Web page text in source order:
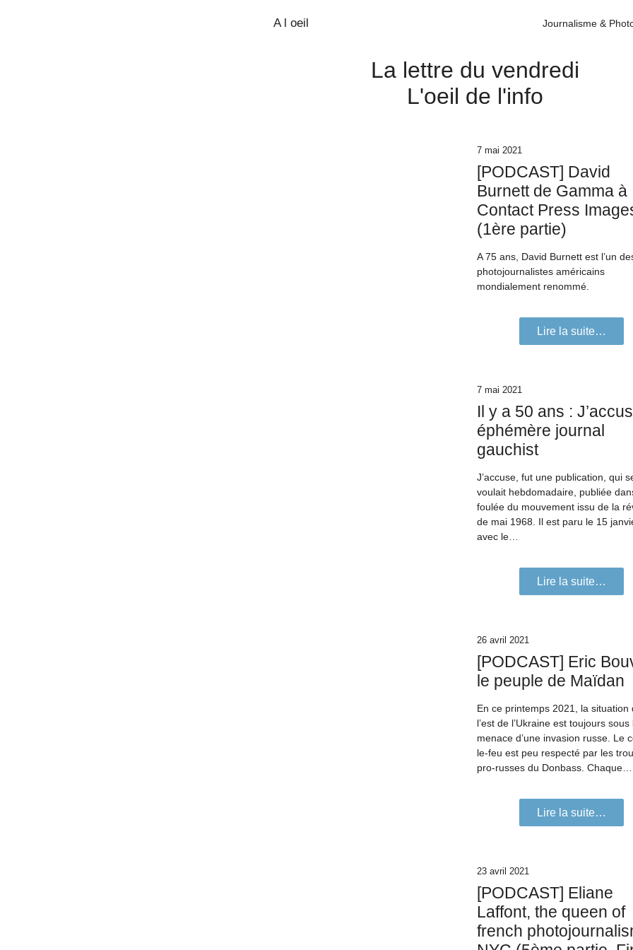
A l oeil Journalisme &
La lettre du vendredi
L'oeil de l'info
7 mai 2021
[PODCAST] David
Burnett de Gamma à
Contact Press
(1ère partie)
A 75 ans, David Burnett est l’un
photojournalistes américains
mondialement renommé.
Lire la suite…
7 mai 2021
Il y a 50 ans :
éphémère journal
gauchist
J’accuse, fut une publication, qui
voulait hebdomadaire, publiée
foulée du mouvement issu de la
de mai 1968. Il est paru le 15
avec le…
Lire la suite…
26 avril 2021
[PODCAST] Eric
le peuple de Maïdan
En ce printemps 2021, la situation
l’est de l’Ukraine est toujours sous
menace d’une invasion russe. Le
le-feu est peu respecté par les
pro-russes du Donbass. Chaque…
Lire la suite…
23 avril 2021
[PODCAST] Eliane
Laffont, the queen of
french